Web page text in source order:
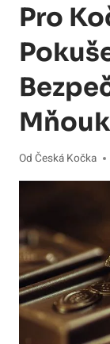
Pro
Od Česká Kočka